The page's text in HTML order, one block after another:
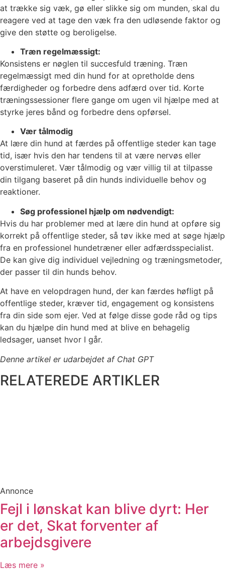
at trække sig væk, gø eller slikke sig om munden, skal du
reagere ved at tage den væk fra den udløsende faktor og
give den støtte og beroligelse.
Træn regelmæssigt:
Konsistens er nøglen til succesfuld træning. Træn
regelmæssigt med din hund for at opretholde dens
færdigheder og forbedre dens adfærd over tid. Korte
træningssessioner flere gange om ugen vil hjælpe med at
styrke jeres bånd og forbedre dens opførsel.
Vær tålmodig
At lære din hund at færdes på offentlige steder kan tage
tid, især hvis den har tendens til at være nervøs eller
overstimuleret. Vær tålmodig og vær villig til at tilpasse
din tilgang baseret på din hunds individuelle behov og
reaktioner.
Søg professionel hjælp om nødvendigt:
Hvis du har problemer med at lære din hund at opføre sig
korrekt på offentlige steder, så tøv ikke med at søge hjælp
fra en professionel hundetræner eller adfærdsspecialist.
De kan give dig individuel vejledning og træningsmetoder,
der passer til din hunds behov.
At have en velopdragen hund, der kan færdes høfligt på
offentlige steder, kræver tid, engagement og konsistens
fra din side som ejer. Ved at følge disse gode råd og tips
kan du hjælpe din hund med at blive en behagelig
ledsager, uanset hvor I går.
Denne artikel er udarbejdet af Chat GPT
RELATEREDE ARTIKLER
Annonce
Fejl i lønskat kan blive dyrt: Her
er det, Skat forventer af
arbejdsgivere
Læs mere »